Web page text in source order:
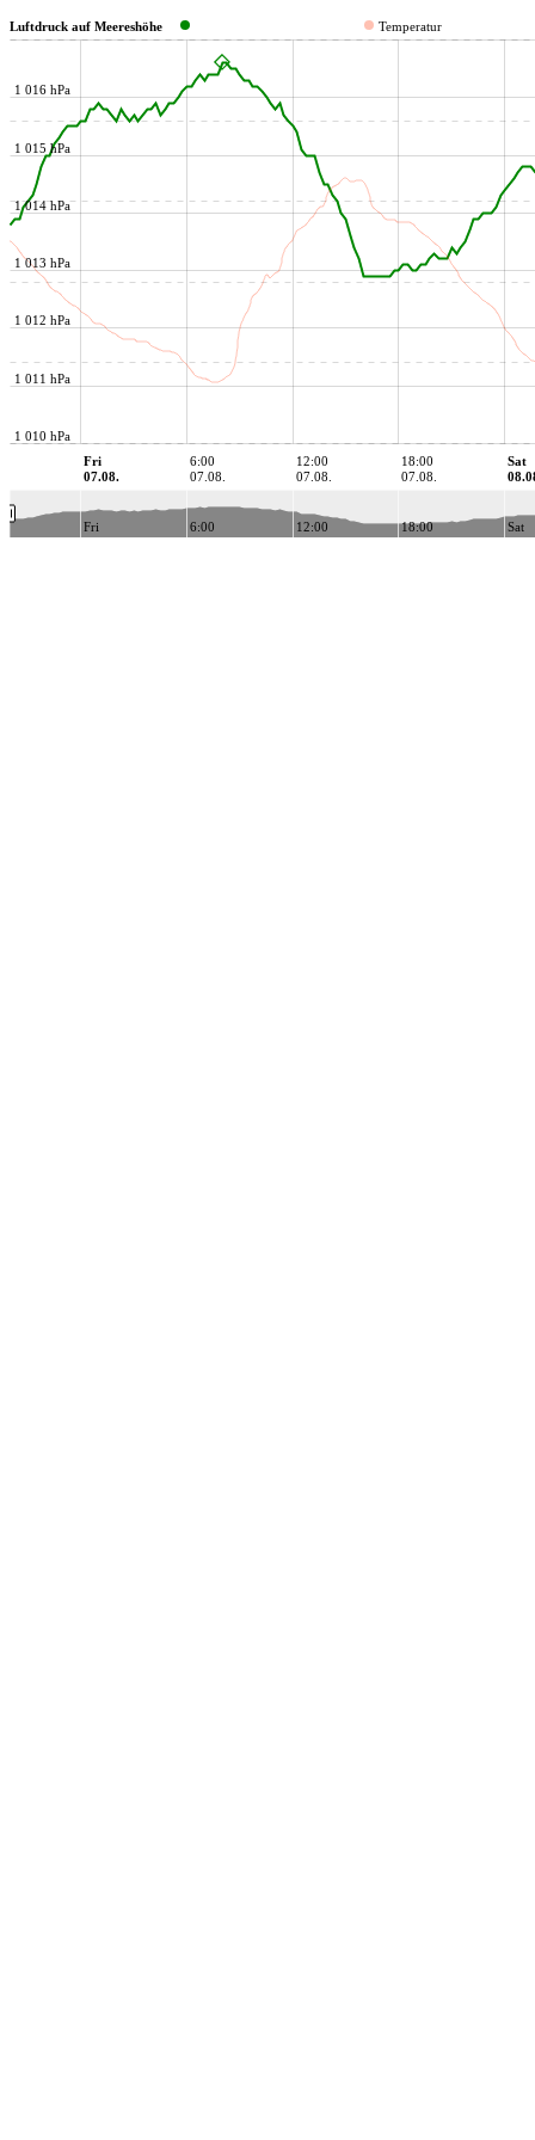
Luftdruck auf Meereshöhe Temperatur
Fri
07.08.
6:00
07.08.
12:00
07.08.
18:00
07.08.
Sat
1 010 hPa
1 011 hPa
1 012 hPa
1 013 hPa
1 014 hPa
1 015 hPa
1 016 hPa
Fri
07.08.
6:00
07.08.
12:00
07.08.
18:00
07.08.
Sat